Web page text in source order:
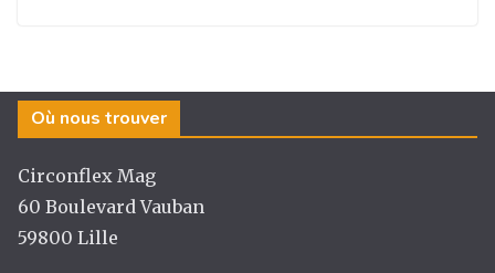
Où nous trouver
Circonflex Mag
60 Boulevard Vauban
59800 Lille